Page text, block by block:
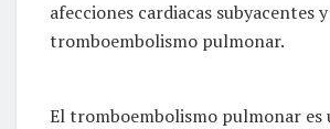
afecciones cardiacas subyacentes
tromboembolismo pulmonar.
El tromboembolismo pulmonar es